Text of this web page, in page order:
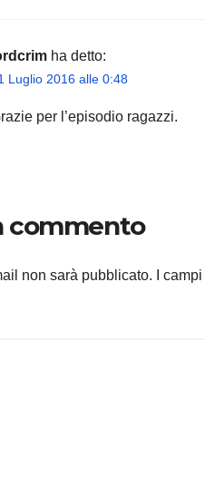
ha detto:
Luglio 2016 alle 0:48
per l’episodio ragazzi.
commento
non sarà pubblicato. I